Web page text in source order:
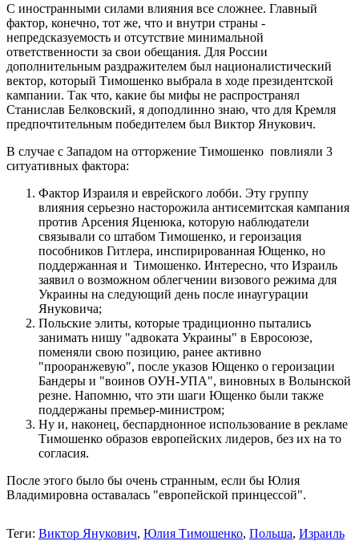
С иностранными силами влияния все сложнее. Главный
фактор, конечно, тот же, что и внутри страны -
непредсказуемость и отсутствие минимальной
ответственности за свои обещания. Для России
дополнительным раздражителем был националистический
вектор, который Тимошенко выбрала в ходе президентской
кампании. Так что, какие бы мифы не распространял
Станислав Белковский, я доподлинно знаю, что для Кремля
предпочтительным победителем был Виктор Янукович.
В случае с Западом на отторжение Тимошенко повлияли 3
ситуативных фактора:
Фактор Израиля и еврейского лобби. Эту группу
влияния серьезно насторожила антисемитская кампания
против Арсения Яценюка, которую наблюдатели
связывали со штабом Тимошенко, и героизация
пособников Гитлера, инспирированная Ющенко, но
поддержанная и Тимошенко. Интересно, что Израиль
заявил о возможном облегчении визового режима для
Украины на следующий день после инаугурации
Януковича;
Польские элиты, которые традиционно пытались
занимать нишу "адвоката Украины" в Евросоюзе,
поменяли свою позицию, ранее активно
"прооранжевую", после указов Ющенко о героизации
Бандеры и "воинов ОУН-УПА", виновных в Волынской
резне. Напомню, что эти шаги Ющенко были также
поддержаны премьер-министром;
Ну и, наконец, беспарднонное использование в рекламе
Тимошенко образов европейских лидеров, без их на то
согласия.
После этого было бы очень странным, если бы Юлия
Владимировна оставалась "европейской принцессой".
Теги: Виктор Янукович, Юлия Тимошенко, Польша, Израиль